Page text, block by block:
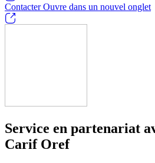
ContacterOuvre dans un nouvel onglet
Service en partenariat
Carif Oref